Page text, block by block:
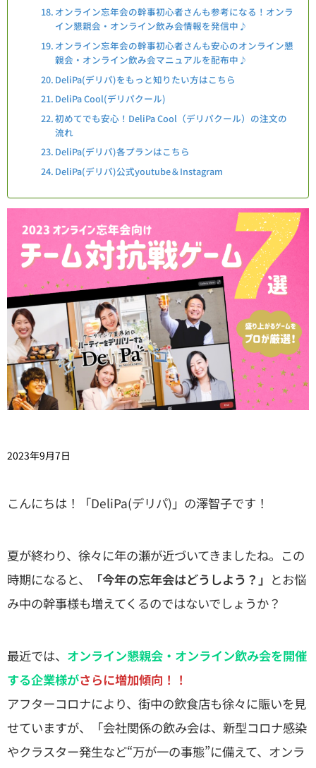
オンライン忘年会の幹事初心者さんも参考になる！オンラ
イン懇親会・オンライン飲み会情報を発信中♪
オンライン忘年会の幹事初心者さんも安心のオンライン懇
親会・オンライン飲み会マニュアルを配布中♪
DeliPa(デリパ)をもっと知りたい方はこちら
DeliPa Cool(デリパクール)
初めてでも安心！DeliPa Cool（デリパクール）の注文の
流れ
DeliPa(デリパ)各プランはこちら
DeliPa(デリパ)公式youtube＆Instagram
2023年9月7日
こんにちは！「DeliPa(デリパ)」の澤智子です！
夏が終わり、徐々に年の瀬が近づいてきましたね。この
時期になると、
「今年の忘年会はどうしよう？」 とお悩
み中の幹事様も増えてくるのではないでしょうか？
最近では、 オンライン懇親会・オンライン飲み会を開催
する企業様がさらに増加傾向！！
アフターコロナにより、街中の飲食店も徐々に賑いを見
せていますが、「会社関係の飲み会は、新型コロナ感染
やクラスター発生など“万が一の事態”に備えて、オンラ